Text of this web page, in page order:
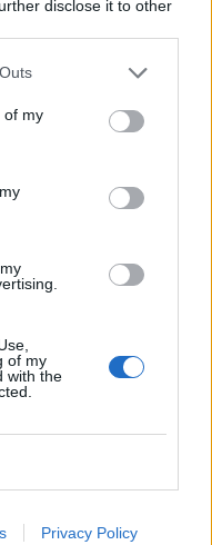
disclose it to other
of my
of my
with the
Privacy Policy
γάλακτος –
«ενεργοί
τις αγροτικές